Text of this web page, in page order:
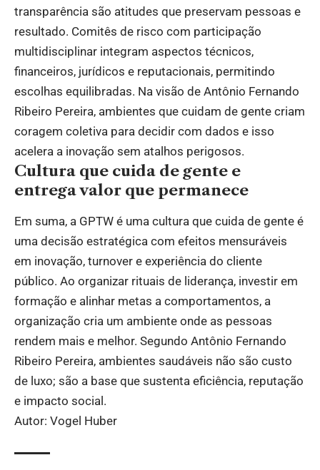
transparência são atitudes que preservam pessoas e
resultado. Comitês de risco com participação
multidisciplinar integram aspectos técnicos,
financeiros, jurídicos e reputacionais, permitindo
escolhas equilibradas. Na visão de Antônio Fernando
Ribeiro Pereira, ambientes que cuidam de gente criam
coragem coletiva para decidir com dados e isso
acelera a inovação sem atalhos perigosos.
Cultura que cuida de gente e
entrega valor que permanece
Em suma, a GPTW é uma cultura que cuida de gente é
uma decisão estratégica com efeitos mensuráveis
em inovação, turnover e experiência do cliente
público. Ao organizar rituais de liderança, investir em
formação e alinhar metas a comportamentos, a
organização cria um ambiente onde as pessoas
rendem mais e melhor. Segundo Antônio Fernando
Ribeiro Pereira, ambientes saudáveis não são custo
de luxo; são a base que sustenta eficiência, reputação
e impacto social.
Autor: Vogel Huber